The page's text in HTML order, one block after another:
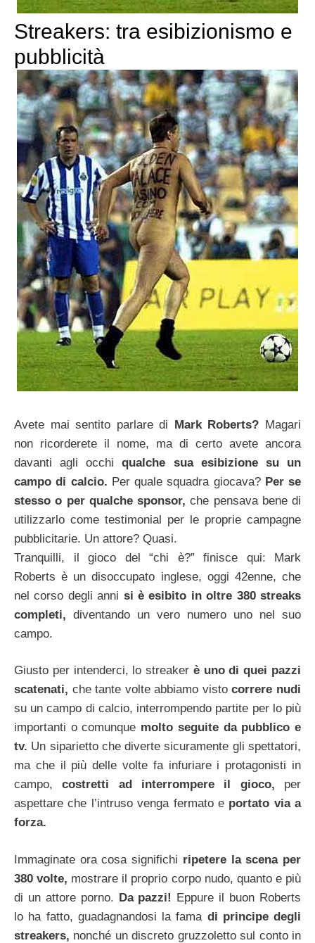
Streakers: tra esibizionismo e
pubblicità
Avete mai sentito parlare di Mark Roberts? Magari
non ricorderete il nome, ma di certo avete ancora
davanti agli occhiqualche sua esibizione su un
campo di calcio. Per quale squadra giocava? Per se
stesso o per qualche sponsor,che pensava bene di
utilizzarlo come testimonial per le proprie campagne
pubblicitarie. Un attore? Quasi.
Tranquilli, il gioco del “chi è?” finisce qui: Mark
Roberts è un disoccupato inglese, oggi 42enne, che
nel corso degli anni si è esibito in oltre 380 streaks
completi, diventando un vero numero uno nel suo
campo.
Giusto per intenderci, lo streaker è uno di quei pazzi
scatenati, che tante volte abbiamo vistocorrere nudi
su un campo di calcio, interrompendo partite per lo più
importanti o comunque molto seguite da pubblico e
tv. Un siparietto che diverte sicuramente gli spettatori,
ma che il più delle volte fa infuriare i protagonisti in
campo,costretti ad interrompere il gioco, per
aspettare che l’intruso venga fermato e portato via a
forza.
Immaginate ora cosa significhi ripetere la scena per
380 volte, mostrare il proprio corpo nudo, quanto e più
di un attore porno. Da pazzi! Eppure il buon Roberts
lo ha fatto, guadagnandosi la fama di principe degli
streakers, nonché un discreto gruzzoletto sul conto in